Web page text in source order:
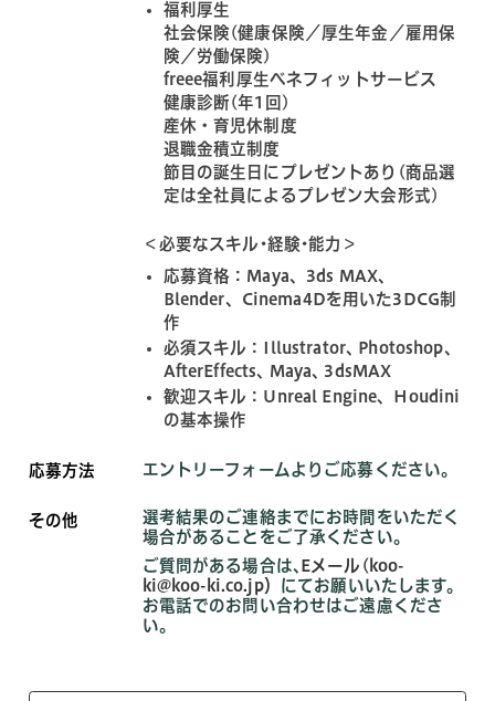
福利厚生
社会保険(健康保険／厚生年金／雇用保
険／労働保険)
freee福利厚生ベネフィットサービス
健康診断(年1回)
産休・育児休制度
退職金積立制度
節目の誕生日にプレゼントあり(商品選
定は全社員によるプレゼン大会形式)
＜必要なスキル･経験･能力＞
応募資格：Maya、3ds MAX、
Blender、Cinema4Dを用いた3DCG制
作
必須スキル：Illustrator､ Photoshop､
AfterEffects､ Maya､ 3dsMAX
歓迎スキル：Unreal Engine、Houdini
の基本操作
応募方法 エントリーフォームよりご応募ください。
その他
選考結果のご連絡までにお時間をいただく
場合があることをご了承ください。
ご質問がある場合は､ Eメール(koo-
ki@koo-ki.co.jp） にてお願いいたします。
お電話でのお問い合わせはご遠慮くださ
い。